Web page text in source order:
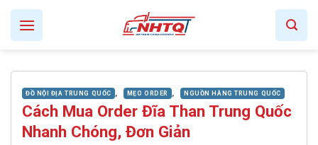
Skip
content
ĐỒ NỘI ĐỊA TRUNG QUỐC , MẸO ORDER , NGUỒN HÀNG TRUNG QUỐC
Cách Mua Order Đĩa Than Trung Quốc
Nhanh Chóng, Đơn Giản